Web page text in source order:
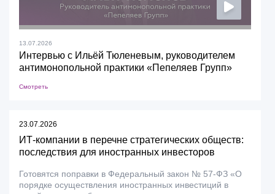
13.07.2026
Интервью с Ильёй Тюленевым, руководителем
антимонопольной практики «Пепеляев Групп»
Смотреть
23.07.2026
ИТ-компании в перечне стратегических обществ:
последствия для иностранных инвесторов
Готовятся поправки в Федеральный закон № 57-ФЗ «О
порядке осуществления иностранных инвестиций в